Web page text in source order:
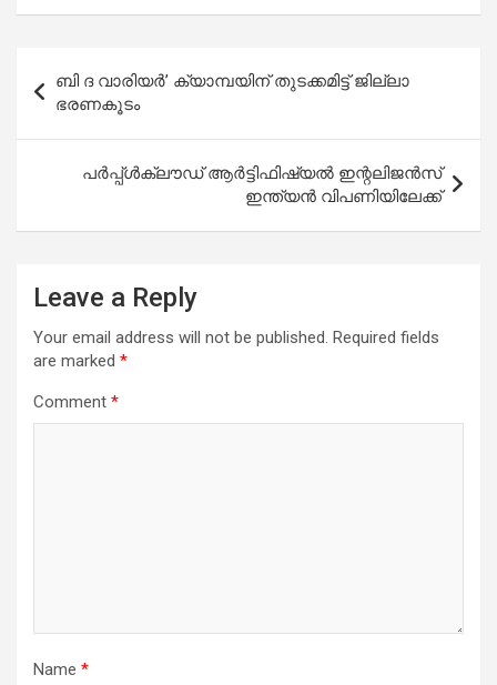
navigation
ബി ദ വാരിയര്‍’ ക്യാമ്പയിന് തുടക്കമിട്ട് ജില്ലാ
ഭരണകൂടം
പര്‍പ്പ്ള്‍ക്ലൗഡ് ആര്‍ട്ടിഫിഷ്യല്‍ ഇന്റലിജന്‍സ്
ഇന്ത്യന്‍ വിപണിയിലേക്ക്
Leave a Reply
Your email address will not be published. Required fields
are marked *
Comment *
Name *